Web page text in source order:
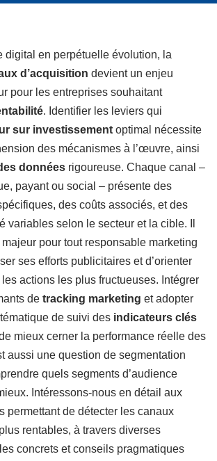
digital en perpétuelle évolution, la
d’acquisition devient un enjeu
pour les entreprises souhaitant
. Identifier les leviers qui
sur investissement optimal nécessite
des mécanismes à l’œuvre, ainsi
données rigoureuse. Chaque canal –
payant ou social – présente des
des coûts associés, et des
variables selon le secteur et la cible. Il
majeur pour tout responsable marketing
ses efforts publicitaires et d’orienter
actions les plus fructueuses. Intégrer
de tracking marketing et adopter
de suivi des indicateurs clés
mieux cerner la performance réelle des
aussi une question de segmentation
quels segments d’audience
Intéressons-nous en détail aux
permettant de détecter les canaux
rentables, à travers diverses
concrets et conseils pragmatiques